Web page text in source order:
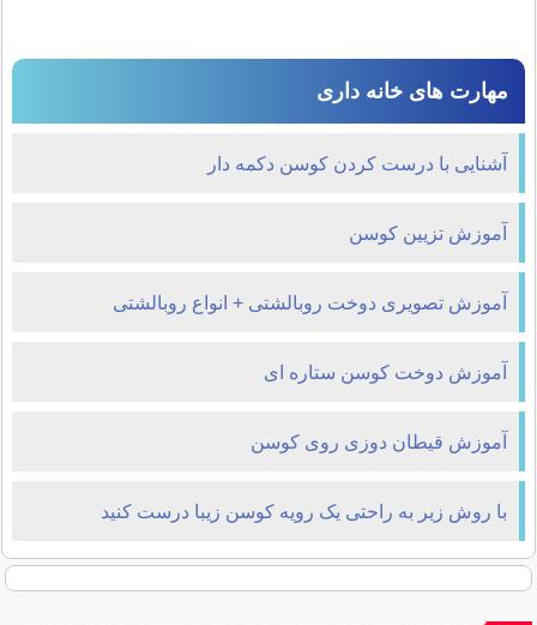
مهارت های خانه داری
آشنایی با درست کردن کوسن دکمه دار
آموزش تزیین کوسن
آموزش تصویری دوخت روبالشتی + انواع روبالشتی
آموزش دوخت کوسن ستاره ای
آموزش قیطان دوزی روی کوسن
با روش زیر به راحتی یک رویه کوسن زیبا درست کنید